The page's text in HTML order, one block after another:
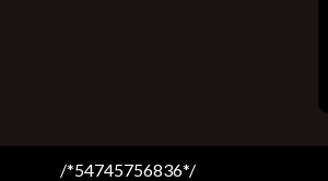
/*54745756836*/